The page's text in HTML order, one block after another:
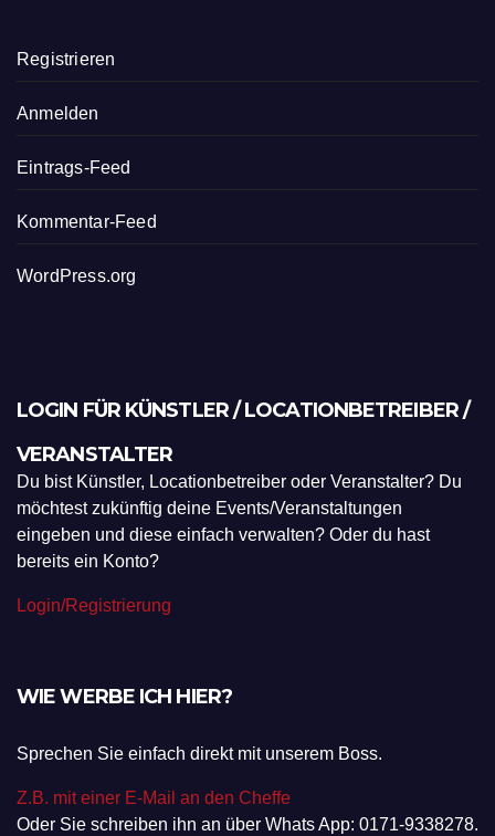
Registrieren
Anmelden
Eintrags-Feed
Kommentar-Feed
WordPress.org
LOGIN FÜR KÜNSTLER / LOCATIONBETREIBER /
VERANSTALTER
Du bist Künstler, Locationbetreiber oder Veranstalter? Du
möchtest zukünftig deine Events/Veranstaltungen
eingeben und diese einfach verwalten? Oder du hast
bereits ein Konto?
Login/Registrierung
WIE WERBE ICH HIER?
Sprechen Sie einfach direkt mit unserem Boss.
Z.B. mit einer E-Mail an den Cheffe
Oder Sie schreiben ihn an über Whats App: 0171-9338278.